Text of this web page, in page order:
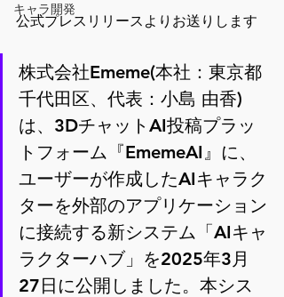
キャラ開発
公式プレスリリースよりお送りします
株式会社Ememe(本社：東京都
千代田区、代表：小島 由香)
は、3DチャットAI投稿プラッ
トフォーム『EmemeAI』に、
ユーザーが作成したAIキャラク
ターを外部のアプリケーション
に接続する新システム「AIキャ
ラクターハブ」を2025年3月
27日に公開しました。本シス